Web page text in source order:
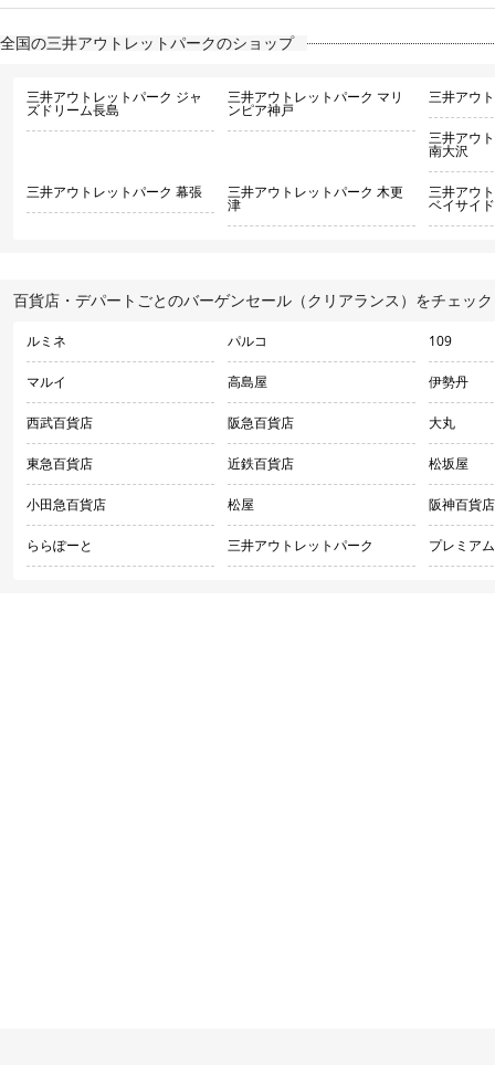
全国の三井アウトレットパークのショップ
三井アウトレットパーク ジャ
ズドリーム長島
三井アウトレットパーク マリ
ンピア神戸
三井アウ
三井アウ
南大沢
三井アウトレットパーク 幕張 三井アウトレットパーク 木更
津
三井アウ
ベイサイド
百貨店・デパートごとのバーゲンセール（クリアランス）をチェッ
ルミネ パルコ 109
マルイ 高島屋 伊勢丹
西武百貨店 阪急百貨店 大丸
東急百貨店 近鉄百貨店 松坂屋
小田急百貨店 松屋 阪神百貨店
ららぽーと 三井アウトレットパーク プレミア